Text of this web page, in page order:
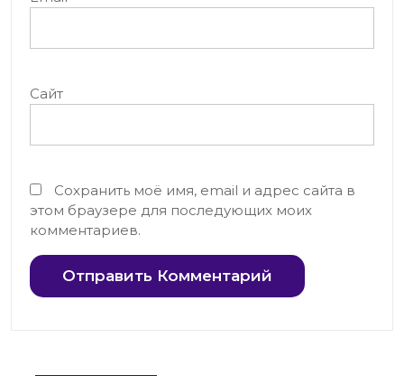
Сайт
Сохранить моё имя, email и адрес сайта в
этом браузере для последующих моих
комментариев.